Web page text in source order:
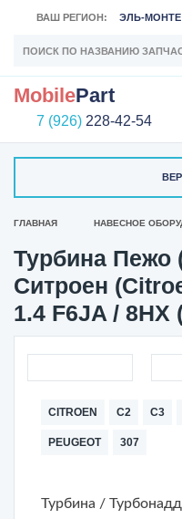
ВАШ РЕГИОН: ЭЛЬ-МОНТЕ
MobilePart
7 (926) 228-42-54
ГЛАВНАЯ НАВЕСНОЕ
Турбина Пежо
Ситроен
1.4 F6JA / 8HX
CITROEN С2 C3
PEUGEOT 307
Турбина /